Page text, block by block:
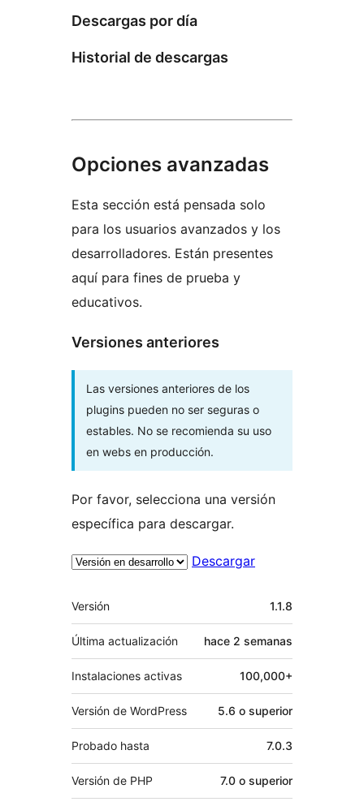
Descargas por día
Historial de descargas
Opciones avanzadas
Esta sección está pensada solo
para los usuarios avanzados y los
desarrolladores. Están presentes
aquí para fines de prueba y
educativos.
Versiones anteriores
Las versiones anteriores de los
plugins pueden no ser seguras o
estables. No se recomienda su uso
en webs en producción.
Por favor, selecciona una versión
específica para descargar.
Descargar
Meta
Versión 1.1.8
Última actualización hace 2 semanas
Instalaciones activas 100,000+
Versión de WordPress 5.6 o superior
Probado hasta 7.0.3
Versión de PHP 7.0 o superior